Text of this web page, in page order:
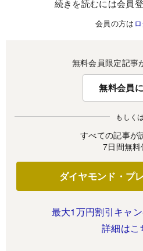
続きを読むには会員
会員の方は
無料会員限定記事
無料会員
もしくは
すべての記事が
7日間無
ダイヤモンド・プ
最大1万円割引キャ
詳細はこ